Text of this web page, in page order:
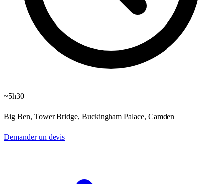
~5h30
Big Ben, Tower Bridge, Buckingham Palace, Camden
Demander un devis